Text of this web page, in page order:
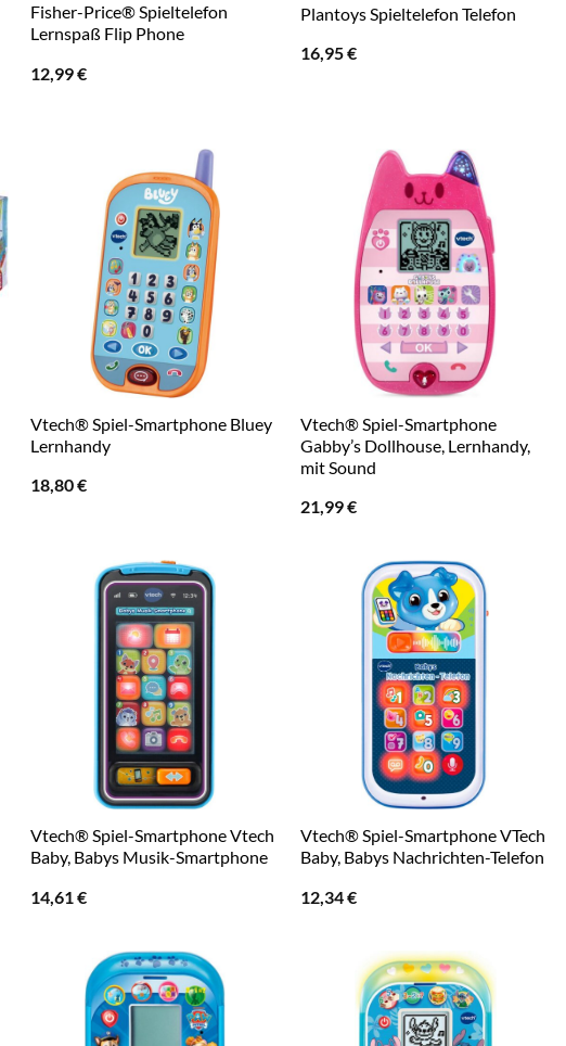
Fisher-Price® Spieltelefon
Lernspaß Flip Phone
12,99€
Plantoys Spieltelefon Telefon
16,95€
Vtech® Spiel-Smartphone Bluey
Lernhandy
18,80€
Vtech® Spiel-Smartphone
Gabby’s Dollhouse, Lernhandy,
mit Sound
21,99€
Vtech® Spiel-Smartphone Vtech
Baby, Babys Musik-Smartphone
14,61€
Vtech® Spiel-Smartphone VTech
Baby, Babys Nachrichten-Telefon
12,34€